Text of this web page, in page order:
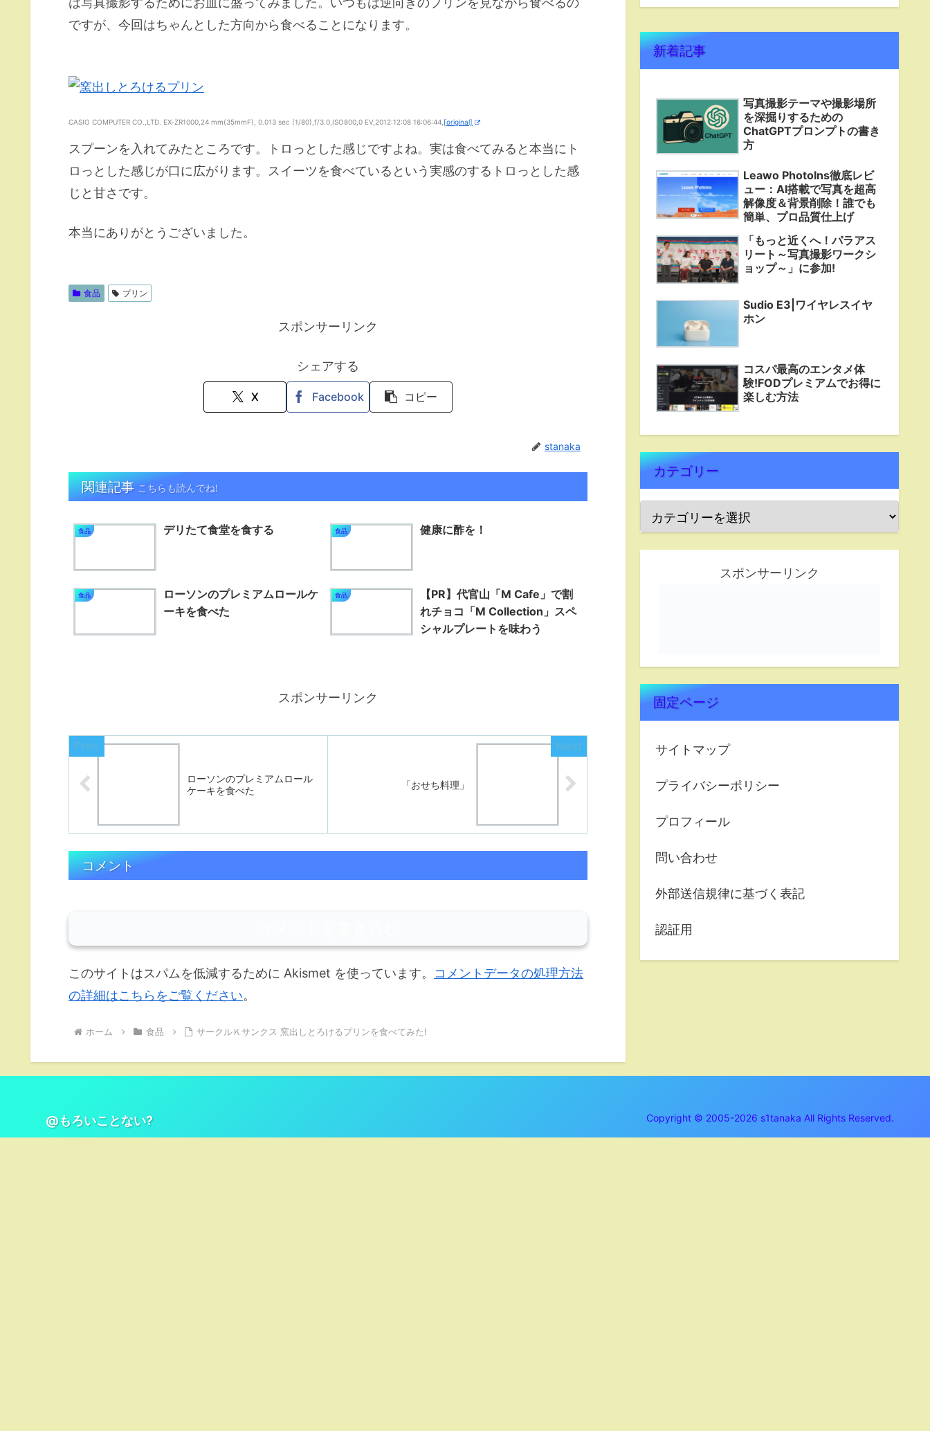
ですが、今回はちゃんとした方向から食べることになります。
CASIO COMPUTER CO.,LTD. EX-ZR1000,24 mm(35mmF), 0.013 sec (1/80),f/3.0,ISO800,0 EV,2012:12:08 16:06:44, [original]
スプーンを入れてみたところです。トロっとした感じですよね。実は食べてみると本当にト
ロっとした感じが口に広がります。スイーツを食べているという実感のするトロっとした感
じと甘さです。
本当にありがとうございました。
食品 プリン
スポンサーリンク
シェアする
X Facebook コピー
stanaka
関連記事こちらも読んでね!
食品 デリたて食堂を食する 食品 健康に酢を！
食品
ローソンのプレミアムロールケ
ーキを食べた
食品
【PR】代官山「M Cafe」で割
れチョコ「M Collection」スペ
シャルプレートを味わう
スポンサーリンク
ローソンのプレミアムロール
ケーキを食べた
「おせち料理」
コメント
このサイトはスパムを低減するために Akismet を使っています。 コメントデータの処理方法
の詳細はこちらをご覧ください。
ホーム 食品 サークルＫサンクス 窯出しとろけるプリンを食べてみた!
新着記事
写真撮影テーマや撮影場所
を深掘りするための
ChatGPTプロンプトの書き
方
Leawo PhotoIns徹底レビ
ュー：AI搭載で写真を超高
解像度＆背景削除！誰でも
簡単、プロ品質仕上げ
「もっと近くへ！パラアス
リート～写真撮影ワークシ
ョップ～」に参加!
Sudio E3|ワイヤレスイヤ
ホン
コスパ最高のエンタメ体
験!FODプレミアムでお得に
楽しむ方法
カテゴリー
スポンサーリンク
固定ページ
サイトマップ
プライバシーポリシー
プロフィール
問い合わせ
外部送信規律に基づく表記
認証用
@もろいことない? Copyright © 2005-2026 s1tanaka All Rights Reserved.